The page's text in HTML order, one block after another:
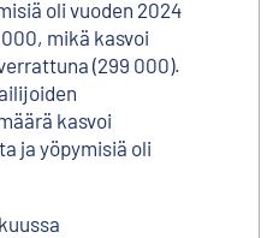
oli vuoden 2024
mikä kasvoi
(299 000).
kasvoi
ja yöpymisiä oli